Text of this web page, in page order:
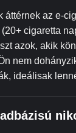
áttérnek az e-
cigaretta
azok, akik
nem
ideálisak